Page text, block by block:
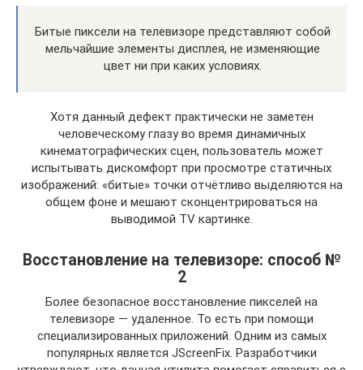
Битые пиксели на телевизоре представляют собой
мельчайшие элементы дисплея, не изменяющие
цвет ни при каких условиях.
Хотя данный дефект практически не заметен
человеческому глазу во время динамичных
кинематографических сцен, пользователь может
испытывать дискомфорт при просмотре статичных
изображений: «битые» точки отчётливо выделяются на
общем фоне и мешают сконцентрироваться на
выводимой TV картинке.
Восстановление на телевизоре: способ №
2
Более безопасное восстановление пикселей на
телевизоре — удаленное. То есть при помощи
специализированных приложений. Одним из самых
популярных является JScreenFix. Разработчики